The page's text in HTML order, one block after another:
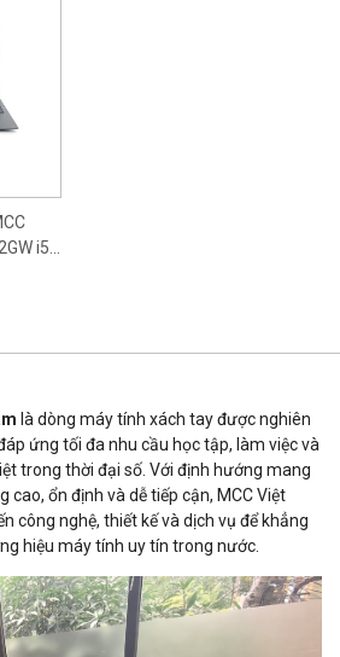
i5-
là dòng máy tính xách tay được nghiên
ứng tối đa nhu cầu học tập, làm việc và
trong thời đại số. Với định hướng mang
cao, ổn định và dễ tiếp cận, MCC Việt
công nghệ, thiết kế và dịch vụ để khẳng
hiệu máy tính uy tín trong nước.